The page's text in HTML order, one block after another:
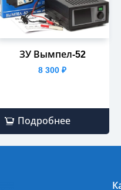
ЗУ Вымпел-52
8 300 ₽
Подробнее